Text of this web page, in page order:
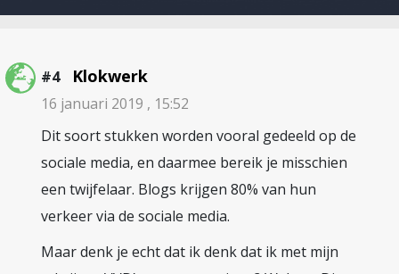
#4 Klokwerk
16 januari 2019 , 15:52
Dit soort stukken worden vooral gedeeld op de
sociale media, en daarmee bereik je misschien
een twijfelaar. Blogs krijgen 80% van hun
verkeer via de sociale media.
Maar denk je echt dat ik denk dat ik met mijn